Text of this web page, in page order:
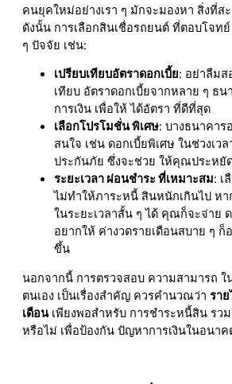
คนยุคใหม่อย่างเรา ๆ มักจะมองหา สิ่งที่
ดังนั้น การเลือกสินเชื่อรถยนต์ ที่ตอบโจท
ๆ ปัจจัย เช่น:
เปรียบเทียบอัตราดอกเบี้ย: อย่าลืมส
เทียบ อัตราดอกเบี้ยจากหลาย ๆ ธ
การเงิน เพื่อให้ ได้อัตรา ที่ดีที่สุด
เลือกโปรโมชั่น พิเศษ: บางธนาคา
สนใจ เช่น ดอกเบี้ยพิเศษ ในช่วงเว
ประกันภัย ซึ่งจะช่วย ให้คุณประหยั
ระยะเวลา ผ่อนชำระ ที่เหมาะสม: เ
ไม่ทำให้ภาระหนี้ สินหนักเกินไป ห
ในระยะเวลาสั้น ๆ ได้ คุณก็จะจ่าย
อยากให้ ค่างวดรายเดือนสบาย ๆ
ขึ้น
นอกจากนี้ การตรวจสอบ ความสามารถ ใ
ตนเอง เป็นเรื่องสำคัญ ควรคำนวณว่า รา
เดือนเพียงพอสำหรับ การชำระหนี้สิน รว
หรือไม่ เพื่อป้องกัน ปัญหาการเงินในอนาค